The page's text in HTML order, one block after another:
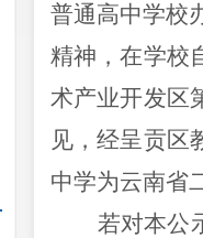
普通高中学校
精神 ，在学校
术产业开发区
见，经呈贡区
中学为云南省
若对本公